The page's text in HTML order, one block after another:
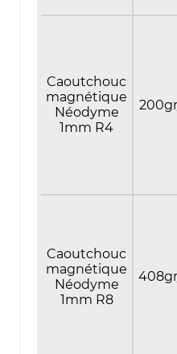
Caoutchouc
magnétique
Néodyme
1mm R4
Caoutchouc
magnétique
Néodyme
1mm R8